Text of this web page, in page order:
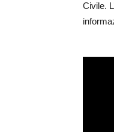
Civile.